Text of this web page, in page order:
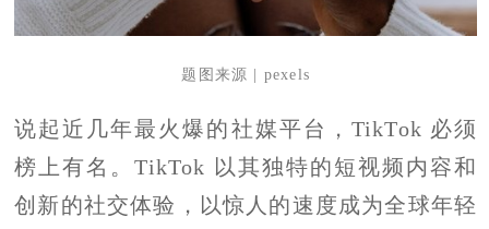
题图来源 | pexels
说起近几年最火爆的社媒平台，TikTok 必须
榜上有名。TikTok 以其独特的短视频内容和
创新的社交体验，以惊人的速度成为全球年轻